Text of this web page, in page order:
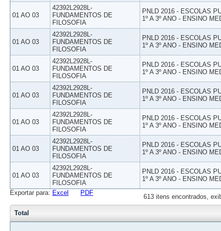
01 AO 03
42392L2928L-
FUNDAMENTOS DE
FILOSOFIA
PNLD 2016 - ESCOLAS
1º A 3º ANO - ENSINO
01 AO 03
42392L2928L-
FUNDAMENTOS DE
FILOSOFIA
PNLD 2016 - ESCOLAS
1º A 3º ANO - ENSINO
01 AO 03
42392L2928L-
FUNDAMENTOS DE
FILOSOFIA
PNLD 2016 - ESCOLAS
1º A 3º ANO - ENSINO
01 AO 03
42392L2928L-
FUNDAMENTOS DE
FILOSOFIA
PNLD 2016 - ESCOLAS
1º A 3º ANO - ENSINO
01 AO 03
42392L2928L-
FUNDAMENTOS DE
FILOSOFIA
PNLD 2016 - ESCOLAS
1º A 3º ANO - ENSINO
01 AO 03
42392L2928L-
FUNDAMENTOS DE
FILOSOFIA
PNLD 2016 - ESCOLAS
1º A 3º ANO - ENSINO
01 AO 03
42392L2928L-
FUNDAMENTOS DE
FILOSOFIA
PNLD 2016 - ESCOLAS
1º A 3º ANO - ENSINO
613 itens encontrados,
Exportar para: Excel PDF
Total